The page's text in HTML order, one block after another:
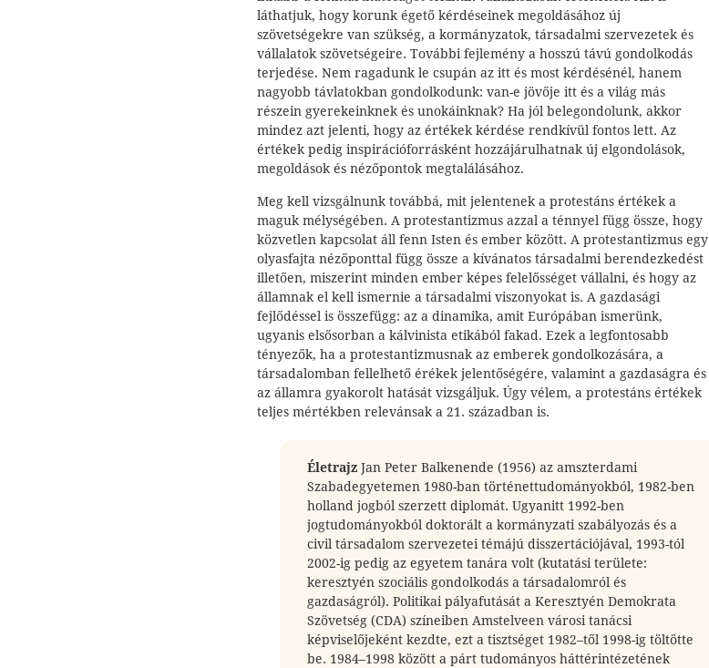
láthatjuk, hogy korunk égető kérdéseinek megoldásához új
szövetségekre van szükség, a kormányzatok, társadalmi szervezetek és
vállalatok szövetségeire. További fejlemény a hosszú távú gondolkodás
terjedése. Nem ragadunk le csupán az itt és most kérdésénél, hanem
nagyobb távlatokban gondolkodunk: van-e jövője itt és a világ más
részein gyerekeinknek és unokáinknak? Ha jól belegondolunk, akkor
mindez azt jelenti, hogy az értékek kérdése rendkívül fontos lett. Az
értékek pedig inspirációforrásként hozzájárulhatnak új elgondolások,
megoldások és nézőpontok megtalálásához.
Meg kell vizsgálnunk továbbá, mit jelentenek a protestáns értékek a
maguk mélységében. A protestantizmus azzal a ténnyel függ össze, hogy
közvetlen kapcsolat áll fenn Isten és ember között. A protestantizmus egy
olyasfajta nézőponttal függ össze a kívánatos társadalmi berendezkedést
illetően, miszerint minden ember képes felelősséget vállalni, és hogy az
államnak el kell ismernie a társadalmi viszonyokat is. A gazdasági
fejlődéssel is összefügg: az a dinamika, amit Európában ismerünk,
ugyanis elsősorban a kálvinista etikából fakad. Ezek a legfontosabb
tényezők, ha a protestantizmusnak az emberek gondolkozására, a
társadalomban fellelhető érékek jelentőségére, valamint a gazdaságra és
az államra gyakorolt hatását vizsgáljuk. Úgy vélem, a protestáns értékek
teljes mértékben relevánsak a 21. században is.
Életrajz Jan Peter Balkenende (1956) az amszterdami
Szabadegyetemen 1980-ban történettudományokból, 1982-ben
holland jogból szerzett diplomát. Ugyanitt 1992-ben
jogtudományokból doktorált a kormányzati szabályozás és a
civil társadalom szervezetei témájú disszertációjával, 1993-tól
2002-ig pedig az egyetem tanára volt (kutatási területe:
keresztyén szociális gondolkodás a társadalomról és
gazdaságról). Politikai pályafutását a Keresztyén Demokrata
Szövetség (CDA) színeiben Amstelveen városi tanácsi
képviselőjeként kezdte, ezt a tisztséget 1982–től 1998-ig töltötte
be. 1984–1998 között a párt tudományos háttérintézetének